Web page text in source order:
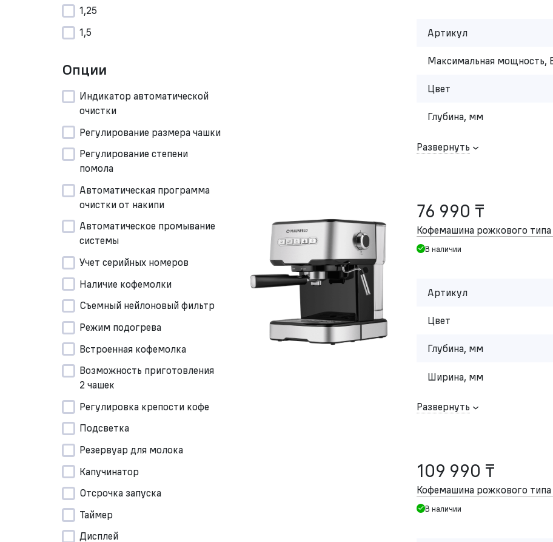
1,25
1,5
Опции
Индикатор автоматической
очистки
Регулирование размера чашки
Регулирование степени
помола
Автоматическая программа
очистки от накипи
Автоматическое промывание
системы
Учет серийных номеров
Наличие кофемолки
Съемный нейлоновый фильтр
Режим подогрева
Встроенная кофемолка
Возможность приготовления
2 чашек
Регулировка крепости кофе
Подсветка
Резервуар для молока
Капучинатор
Отсрочка запуска
Таймер
Дисплей
Артикул
Максимальная мощность,
Цвет
Глубина, мм
Развернуть
76 990 ₸
Кофемашина рожкового
В наличии
Артикул
Цвет
Глубина, мм
Ширина, мм
Развернуть
109 990 ₸
Кофемашина рожкового типа
В наличии